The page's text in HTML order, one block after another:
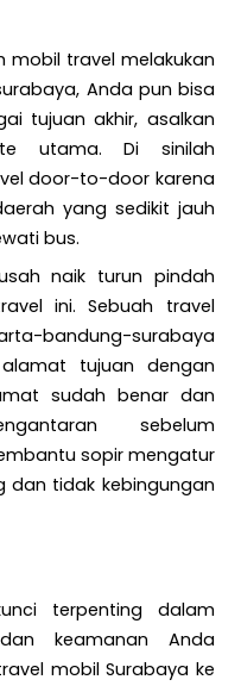
mobil travel melakukan
Anda pun bisa
tujuan akhir, asalkan
utama. Di sinilah
door-to-door karena
yang sedikit jauh
bus.
naik turun pindah
ini. Sebuah travel
bandung-surabaya
tujuan dengan
sudah benar dan
sebelum
sopir mengatur
dan tidak kebingungan
terpenting dalam
keamanan Anda
mobil Surabaya ke